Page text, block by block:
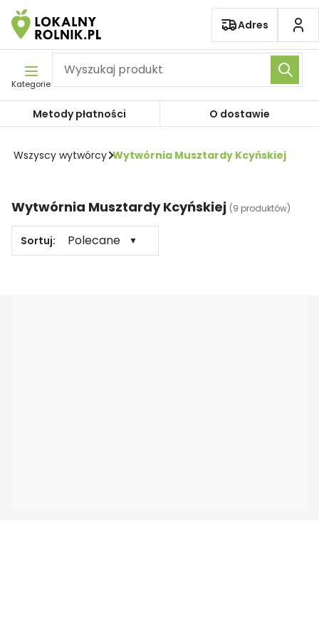
Pomiń nawigację
Adres
Kategorie
Metody płatności O dostawie
Wszyscy wytwórcy Wytwórnia Musztardy Kcyńskiej
Wytwórnia Musztardy Kcyńskiej (9 produktów)
Sortuj: Polecane ▼